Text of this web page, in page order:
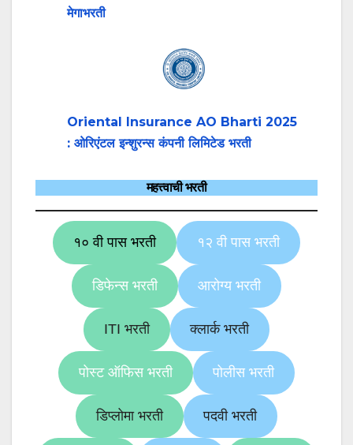
मेगाभरती
Oriental Insurance AO Bharti 2025
: ओरिएंटल इन्शुरन्स कंपनी लिमिटेड भरती
महत्त्वाची भरती
१० वी पास भरती १२ वी पास भरती
डिफेन्स भरती आरोग्य भरती
ITI भरती क्लार्क भरती
पोस्ट ऑफिस भरती पोलीस भरती
डिप्लोमा भरती पदवी भरती